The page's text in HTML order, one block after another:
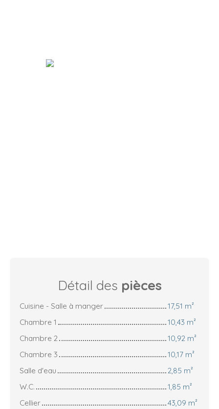
Détail des pièces
Cuisine - Salle à manger
17,51 m²
Chambre 1
10,43 m²
Chambre 2
10,92 m²
Chambre 3
10,17 m²
Salle d'eau
2,85 m²
W.C.
1,85 m²
Cellier
43,09 m²